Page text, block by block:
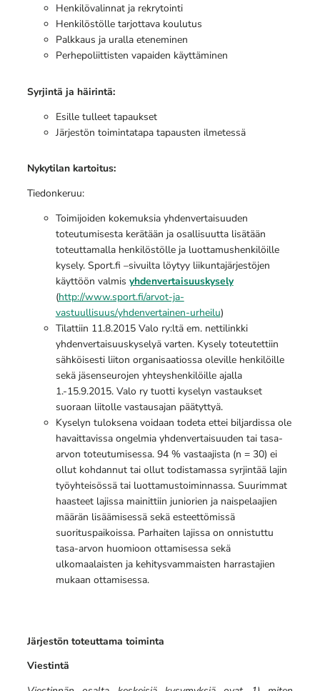
Henkilövalinnat ja rekrytointi
Henkilöstölle tarjottava koulutus
Palkkaus ja uralla eteneminen
Perhepoliittisten vapaiden käyttäminen
Syrjintä ja häirintä:
Esille tulleet tapaukset
Järjestön toimintatapa tapausten ilmetessä
Nykytilan kartoitus:
Tiedonkeruu:
Toimijoiden kokemuksia yhdenvertaisuuden
toteutumisesta kerätään ja osallisuutta lisätään
toteuttamalla henkilöstölle ja luottamushenkilöille
kysely. Sport.fi –sivuilta löytyy liikuntajärjestöjen
käyttöön valmis yhdenvertaisuuskysely
(http://www.sport.fi/arvot-ja-
vastuullisuus/yhdenvertainen-urheilu)
Tilattiin 11.8.2015 Valo ry:ltä em. nettilinkki
yhdenvertaisuuskyselyä varten. Kysely toteutettiin
sähköisesti liiton organisaatiossa oleville henkilöille
sekä jäsenseurojen yhteyshenkilöille ajalla
1.-15.9.2015. Valo ry tuotti kyselyn vastaukset
suoraan liitolle vastausajan päätyttyä.
Kyselyn tuloksena voidaan todeta ettei biljardissa ole
havaittavissa ongelmia yhdenvertaisuuden tai tasa-
arvon toteutumisessa. 94 % vastaajista (n = 30) ei
ollut kohdannut tai ollut todistamassa syrjintää lajin
työyhteisössä tai luottamustoiminnassa. Suurimmat
haasteet lajissa mainittiin juniorien ja naispelaajien
määrän lisäämisessä sekä esteettömissä
suorituspaikoissa. Parhaiten lajissa on onnistuttu
tasa-arvon huomioon ottamisessa sekä
ulkomaalaisten ja kehitysvammaisten harrastajien
mukaan ottamisessa.
Järjestön toteuttama toiminta
Viestintä